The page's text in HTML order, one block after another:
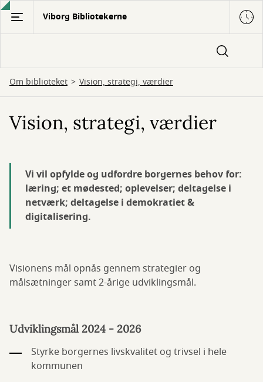
Gå
hovedindhold
Viborg Bibliotekerne
Om biblioteket Vision, strategi, værdier
Vision, strategi, værdier
Vi vil opfylde og udfordre borgernes behov for:
læring; et mødested; oplevelser; deltagelse i
netværk; deltagelse i demokratiet &
digitalisering.
Visionens mål opnås gennem strategier og
målsætninger samt 2-årige udviklingsmål.
Udviklingsmål 2024 - 2026
Styrke borgernes livskvalitet og trivsel i hele
kommunen